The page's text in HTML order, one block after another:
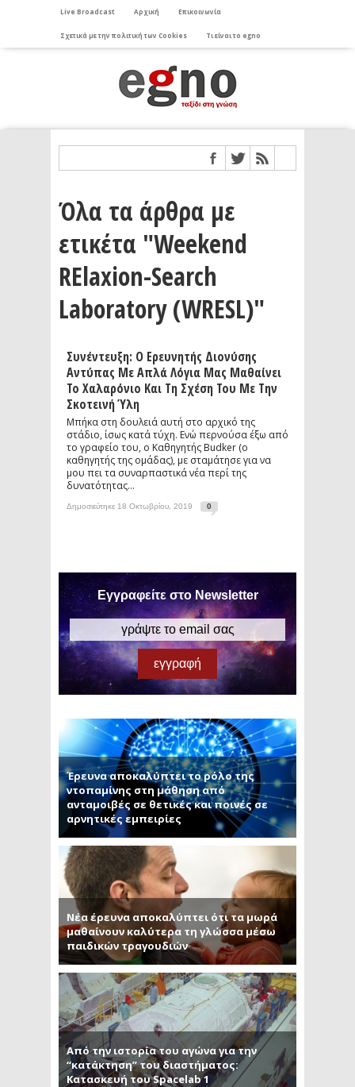
Live Broadcast Αρχική Επικοινωνία
Σχετικά με την πολιτική των Cookies Τι είναι το egno
Όλα τα άρθρα με
ετικέτα "Weekend
RElaxion-Search
Laboratory (WRESL)"
Συνέντευξη: Ο Ερευνητής Διονύσης
Αντύπας Με Απλά Λόγια Μας Μαθαίνει
Το Χαλαρόνιο Και Τη Σχέση Του Με Την
Σκοτεινή Ύλη
Μπήκα στη δουλειά αυτή στο αρχικό της
στάδιο, ίσως κατά τύχη. Ενώ περνούσα έξω από
το γραφείο του, ο Καθηγητής Budker (ο
καθηγητής της ομάδας), με σταμάτησε για να
μου πει τα συναρπαστικά νέα περί της
δυνατότητας...
Δημοσιεύτηκε 18 Οκτωβρίου, 2019 0
Εγγραφείτε στο Newsletter
Έρευνα αποκαλύπτει το ρόλο της
ντοπαμίνης στη μάθηση από
ανταμοιβές σε θετικές και ποινές σε
αρνητικές εμπειρίες
Νέα έρευνα αποκαλύπτει ότι τα μωρά
μαθαίνουν καλύτερα τη γλώσσα μέσω
παιδικών τραγουδιών
Από την ιστορία του αγώνα για την
“κατάκτηση” του διαστήματος:
Κατασκευή του Spacelab 1